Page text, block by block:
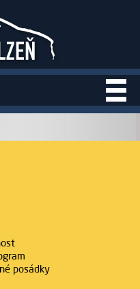
posádky